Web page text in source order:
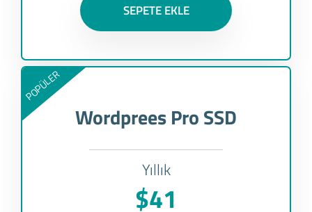
SEPETE EKLE
POPÜLER
Wordprees Pro SSD
Yıllık
$41